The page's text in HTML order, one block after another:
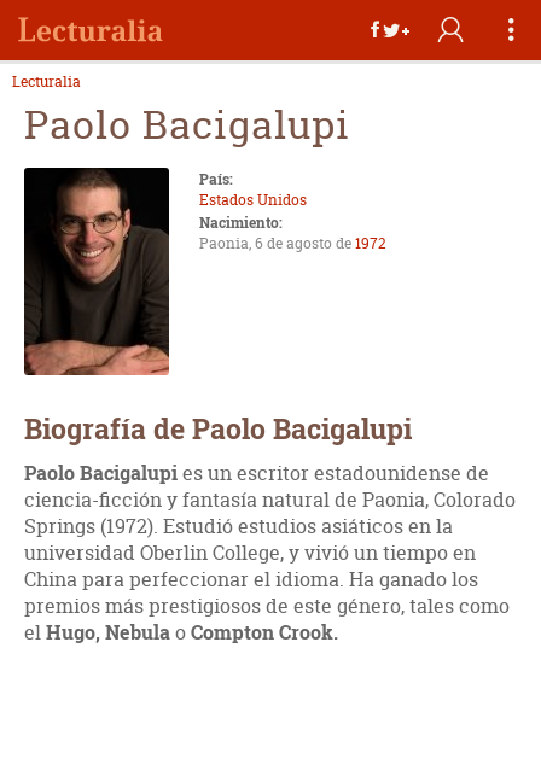
Lecturalia
Paolo Bacigalupi
País:
Estados Unidos
Nacimiento:
Paonia, 6 de agosto de1972
Biografía de Paolo Bacigalupi
Paolo Bacigalupies un escritor estadounidense de
ciencia-ficción y fantasía natural de Paonia, Colorado
Springs (1972). Estudió estudios asiáticos en la
universidad Oberlin College, y vivió un tiempo en
China para perfeccionar el idioma. Ha ganado los
premios más prestigiosos de este género, tales como
elHugo, NebulaoCompton Crook.